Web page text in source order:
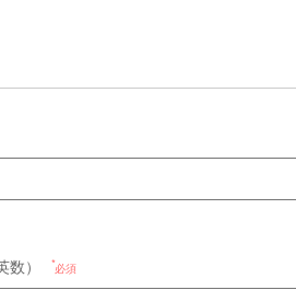
数） 必須